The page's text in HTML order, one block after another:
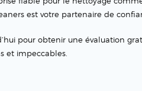
est votre partenaire de
pour obtenir une évaluation
et impeccables.